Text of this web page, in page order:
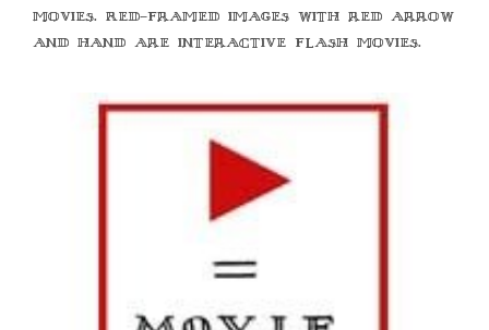
movies. Red-framed images with red arrow
and hand are interactive flash movies.